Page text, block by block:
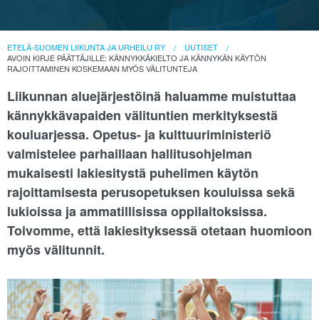
ETELÄ-SUOMEN LIIKUNTA JA URHEILU RY
UUTISET
AVOIN KIRJE PÄÄTTÄJILLE: KÄNNYKKÄKIELTO JA KÄNNYKÄN KÄYTÖN
RAJOITTAMINEN KOSKEMAAN MYÖS VÄLITUNTEJA
Liikunnan aluejärjestöinä haluamme muistuttaa
kännykkävapaiden välituntien merkityksestä
kouluarjessa. Opetus- ja kulttuuriministeriö
valmistelee parhaillaan hallitusohjelman
mukaisesti lakiesitystä puhelimen käytön
rajoittamisesta perusopetuksen kouluissa sekä
lukioissa ja ammatillisissa oppilaitoksissa.
Toivomme, että lakiesityksessä otetaan huomioon
myös välitunnit.